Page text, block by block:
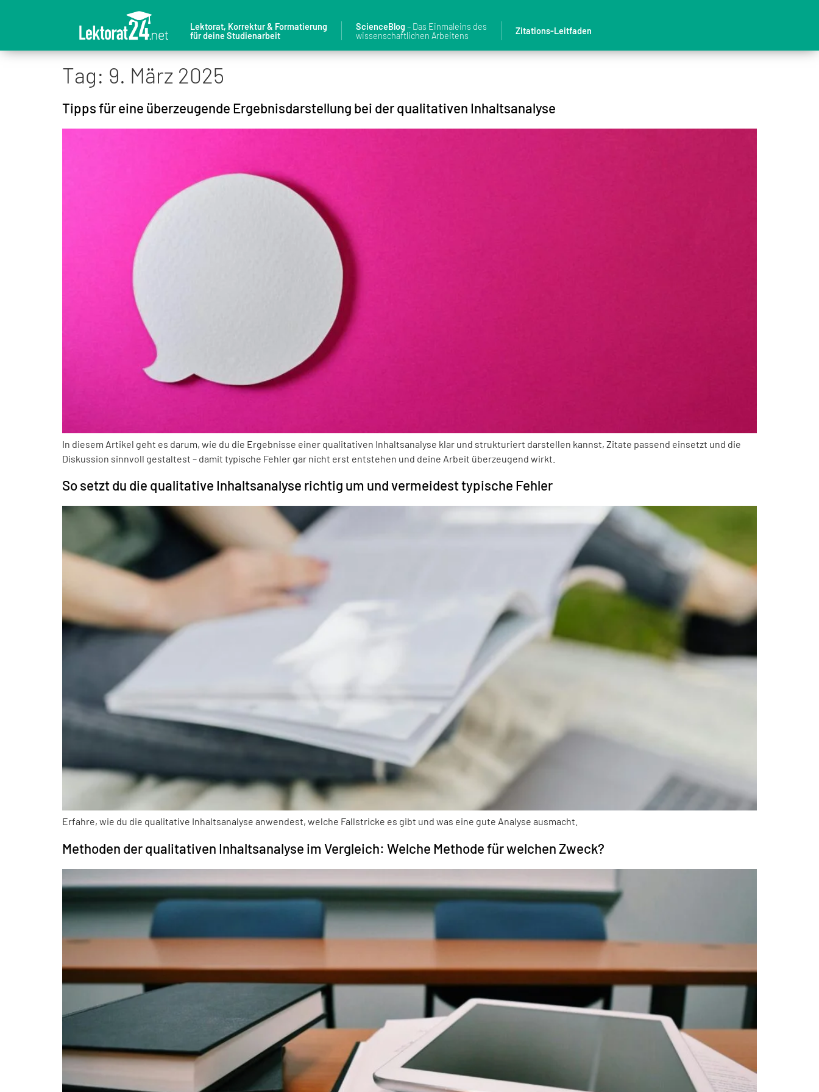
Lektorat, Korrektur & Formatierung
für deine Studienarbeit
ScienceBlog – Das Einmaleins des
wissenschaftlichen Arbeitens
Zitations-Leitfaden
Tag: 9. März 2025
Tipps für eine überzeugende Ergebnisdarstellung bei der qualitativen Inhaltsanalyse
In diesem Artikel geht es darum, wie du die Ergebnisse einer qualitativen Inhaltsanalyse klar und strukturiert darstellen kannst, Zitate passend einsetzt und die
Diskussion sinnvoll gestaltest – damit typische Fehler gar nicht erst entstehen und deine Arbeit überzeugend wirkt.
So setzt du die qualitative Inhaltsanalyse richtig um und vermeidest typische Fehler
Erfahre, wie du die qualitative Inhaltsanalyse anwendest, welche Fallstricke es gibt und was eine gute Analyse ausmacht.
Methoden der qualitativen Inhaltsanalyse im Vergleich: Welche Methode für welchen Zweck?